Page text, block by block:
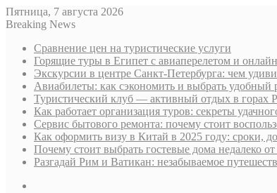
Пятница, 7 августа 2026
Breaking News
Сравнение цен на туристические услуги
Горящие туры в Египет с авиаперелетом и
Экскурсии в центре Санкт-Петербурга: чем
Авиабилеты: как сэкономить и выбрать удобный
Туристический клуб — активный отдых в горах
Как работает организация туров: секреты
Сервис бытового ремонта: почему стоит
Как оформить визу в Китай в 2025 году: сроки,
Почему стоит выбрать гостевые дома недалеко
Разгадай Рим и Ватикан: незабываемое